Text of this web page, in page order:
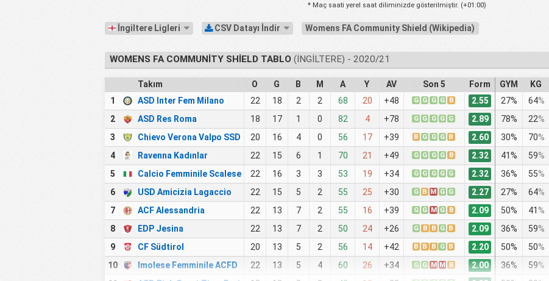
* Maç saati yerel saat diliminizde gösterilmiştir. (+01:00)
İngiltere Ligleri CSV Datayı İndir Womens FA Community Shield (Wikipedia)
WOMENS FA COMMUNITY SHIELD TABLO(İNGILTERE) - 2020/21
Takım O G B M A Y AV Son 5 Form GYM KG
1
ASD Inter Fem Milano 22 18 2 2 68 20 +48 G G G G B 2.55 27% 64%
2
ASD Res Roma 18 17 1 0 82 4 +78 G G G G G 2.89 78% 22%
3
Chievo Verona Valpo SSD 20 16 4 0 56 17 +39 B G G G B 2.60 30% 70%
4
Ravenna Kadınlar 22 15 6 1 70 21 +49 G G G G B 2.32 41% 59%
5
Calcio Femminile Scalese 22 16 3 3 53 19 +34 G G G G G 2.32 36% 55%
6
USD Amicizia Lagaccio 22 15 5 2 55 25 +30 G B M G G 2.27 27% 64%
7
ACF Alessandria 22 13 7 2 55 16 +39 G G M G B 2.09 50% 41%
8
EDP Jesina 22 13 7 2 50 24 +26 G B B G B 2.09 36% 59%
9
CF Südtirol 20 13 5 2 56 14 +42 B B B G B 2.20 50% 50%
10
Imolese Femminile ACFD 22 13 5 4 60 26 +34 G G M M B 2.00 36% 59%